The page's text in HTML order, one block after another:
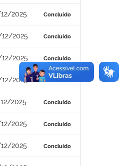
2025 Concluído
2025 Concluído
2025 Concluído
2025 Concluído
2025 Concluído
2025 Concluído
2025 Concluído